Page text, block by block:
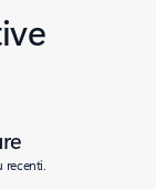
recenti.